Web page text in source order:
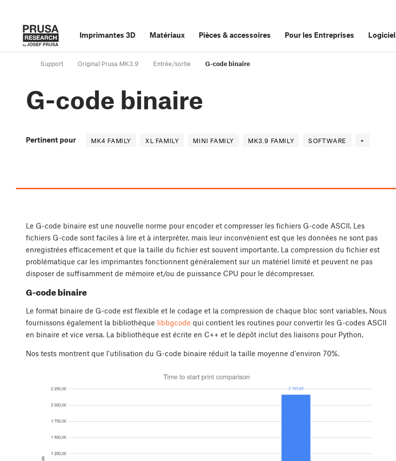
Imprimantes 3D Matériaux Pièces &accessoires Pour les Entreprises Logiciel
Support Original Prusa MK3.9 Entrée/sortie G-code binaire
G-code binaire
Pertinent pour MK4 FAMILY XL FAMILY MINI FAMILY MK3.9 FAMILY SOFTWARE +
Le G-code binaire est une nouvelle norme pour encoder et compresser les fichiers G-code ASCII. Les
fichiers G-code sont faciles à lire et à interpréter, mais leur inconvénient est que les données ne sont pas
enregistrées efficacement et que la taille du fichier est souvent importante. La compression du fichier est
problématique car les imprimantes fonctionnent généralement sur un matériel limité et peuvent ne pas
disposer de suffisamment de mémoire et/ou de puissance CPU pour le décompresser.
G-code binaire
Le format binaire de G-code est flexible et le codage et la compression de chaque bloc sont variables. Nous
fournissons également la bibliothèque libbgcode qui contient les routines pour convertir les G-codes ASCII
en binaire et vice versa. La bibliothèque est écrite en C++ et le dépôt inclut des liaisons pour Python.
Nos tests montrent que l'utilisation du G-code binaire réduit la taille moyenne d'environ 70%.